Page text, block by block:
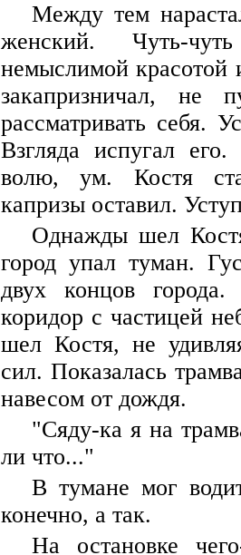
Между тем
женский. Чуть-
немыслимой красотой
закапризничал, не
рассматривать себя.
Взгляда испугал
волю, ум. Костя
капризы оставил.
Однажды шел
город упал туман.
двух концов
коридор с частицей
шел Костя, не
сил. Показалась
навесом от дождя.
"Сяду-ка я на
ли что..."
В тумане мог
конечно, а так.
На остановке